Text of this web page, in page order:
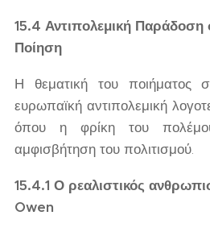
15.4 Αντιπολεμική
Ποίηση
Η θεματική του ποιήματος
ευρωπαϊκή αντιπολεμική
όπου η φρίκη του
αμφισβήτηση του πολιτισμού.
15.4.1 Ο ρεαλιστικός
Owen